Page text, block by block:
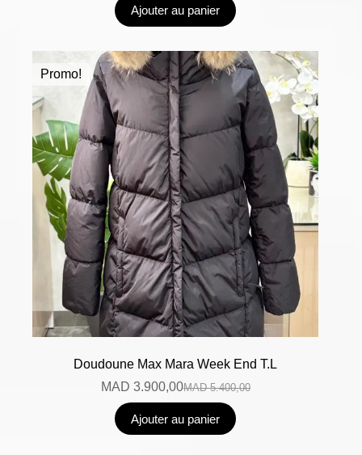
Ajouter au panier
Promo!
Doudoune Max Mara Week End T.L
MAD5.400,00
MAD 3.900,00
Ajouter au panier